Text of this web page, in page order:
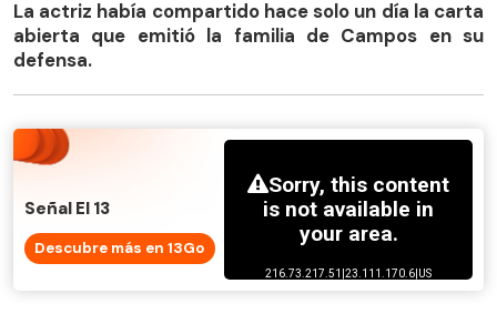
La actriz había compartido hace solo un día la carta
abierta que emitió la familia de Campos en su
defensa.
Señal El 13
Descubre más en 13Go